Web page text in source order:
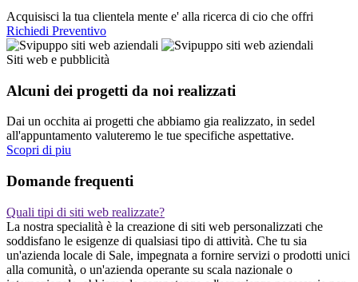
Acquisisci la tua clientela mente e' alla ricerca di cio che offri
Richiedi Preventivo
Siti web e pubblicità
Alcuni dei progetti da noi realizzati
Dai un occhita ai progetti che abbiamo gia realizzato, in sedel
all'appuntamento valuteremo le tue specifiche aspettative.
Scopri di piu
Domande frequenti
Quali tipi di siti web realizzate?
La nostra specialità è la creazione di siti web personalizzati che
soddisfano le esigenze di qualsiasi tipo di attività. Che tu sia
un'azienda locale di Sale, impegnata a fornire servizi o prodotti unici
alla comunità, o un'azienda operante su scala nazionale o